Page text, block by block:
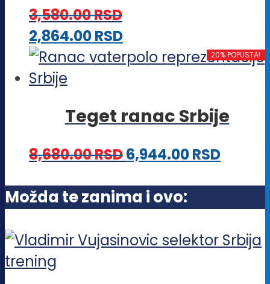
mogu
biti
izabrane
stranici
proizvoda.
3,580.00RSD
2,864.00RSDOvaj
proizvod
varijanti.
mogu
biti
izabrane
stranici
20% POPUSTA!
Teget ranac Srbije
8,680.00RSD6,944.00RSD
Možda te zanima i ovo: